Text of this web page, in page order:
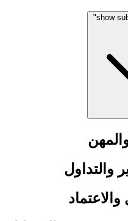
show
والتداول